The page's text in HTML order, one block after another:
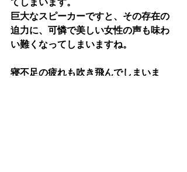
てしまいます。
巨大なスピーカーですと、その存在の
迫力に、可憐で美しい女性の声も味わ
い難くなってしまいますね。
寝不足の疲れも吹き飛んでしまいま